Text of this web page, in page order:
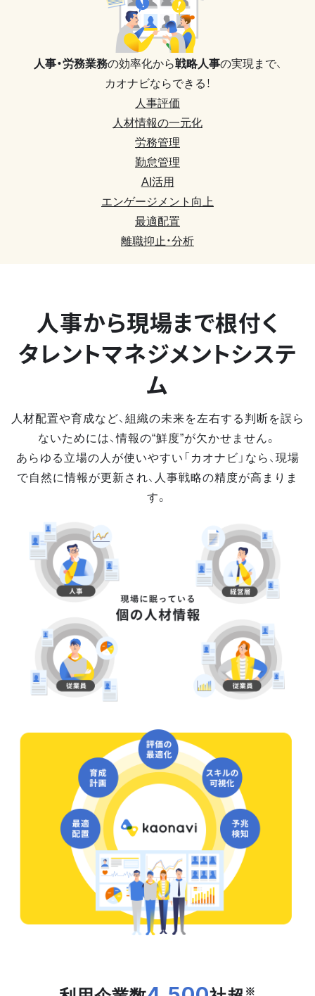
人事・労務業務の効率化から戦略人事の実現まで、
カオナビならできる！
人事評価
人材情報の一元化
労務管理
勤怠管理
AI活用
エンゲージメント向上
最適配置
離職抑止・分析
人事から現場まで根付く
タレントマネジメントシステ
ム
人材配置や育成など、組織の未来を左右する判断を誤ら
ないためには、情報の“鮮度”が欠かせません。
あらゆる立場の人が使いやすい「カオナビ」なら、現場
で自然に情報が更新され、人事戦略の精度が高まりま
す。
※